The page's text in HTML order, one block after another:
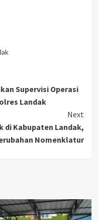
Supervisi Operasi
Landak
Next
di Kabupaten Landak,
Nomenklatur